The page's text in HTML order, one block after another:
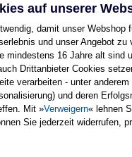
auf unserer
damit unser Webshop
und unser Angebot
mindestens 16 Jahre alt sind
Drittanbieter Cookies
verarbeiten - unter
und deren
Mit »Verweigern« lehnen
Sie jederzeit widerrufen,